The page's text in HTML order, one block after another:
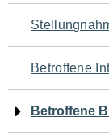
für
den
Betroffene
Betroffene